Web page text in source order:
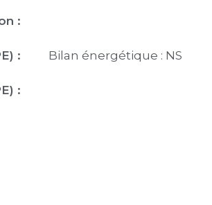
:
: Bilan énergétique : NS
: